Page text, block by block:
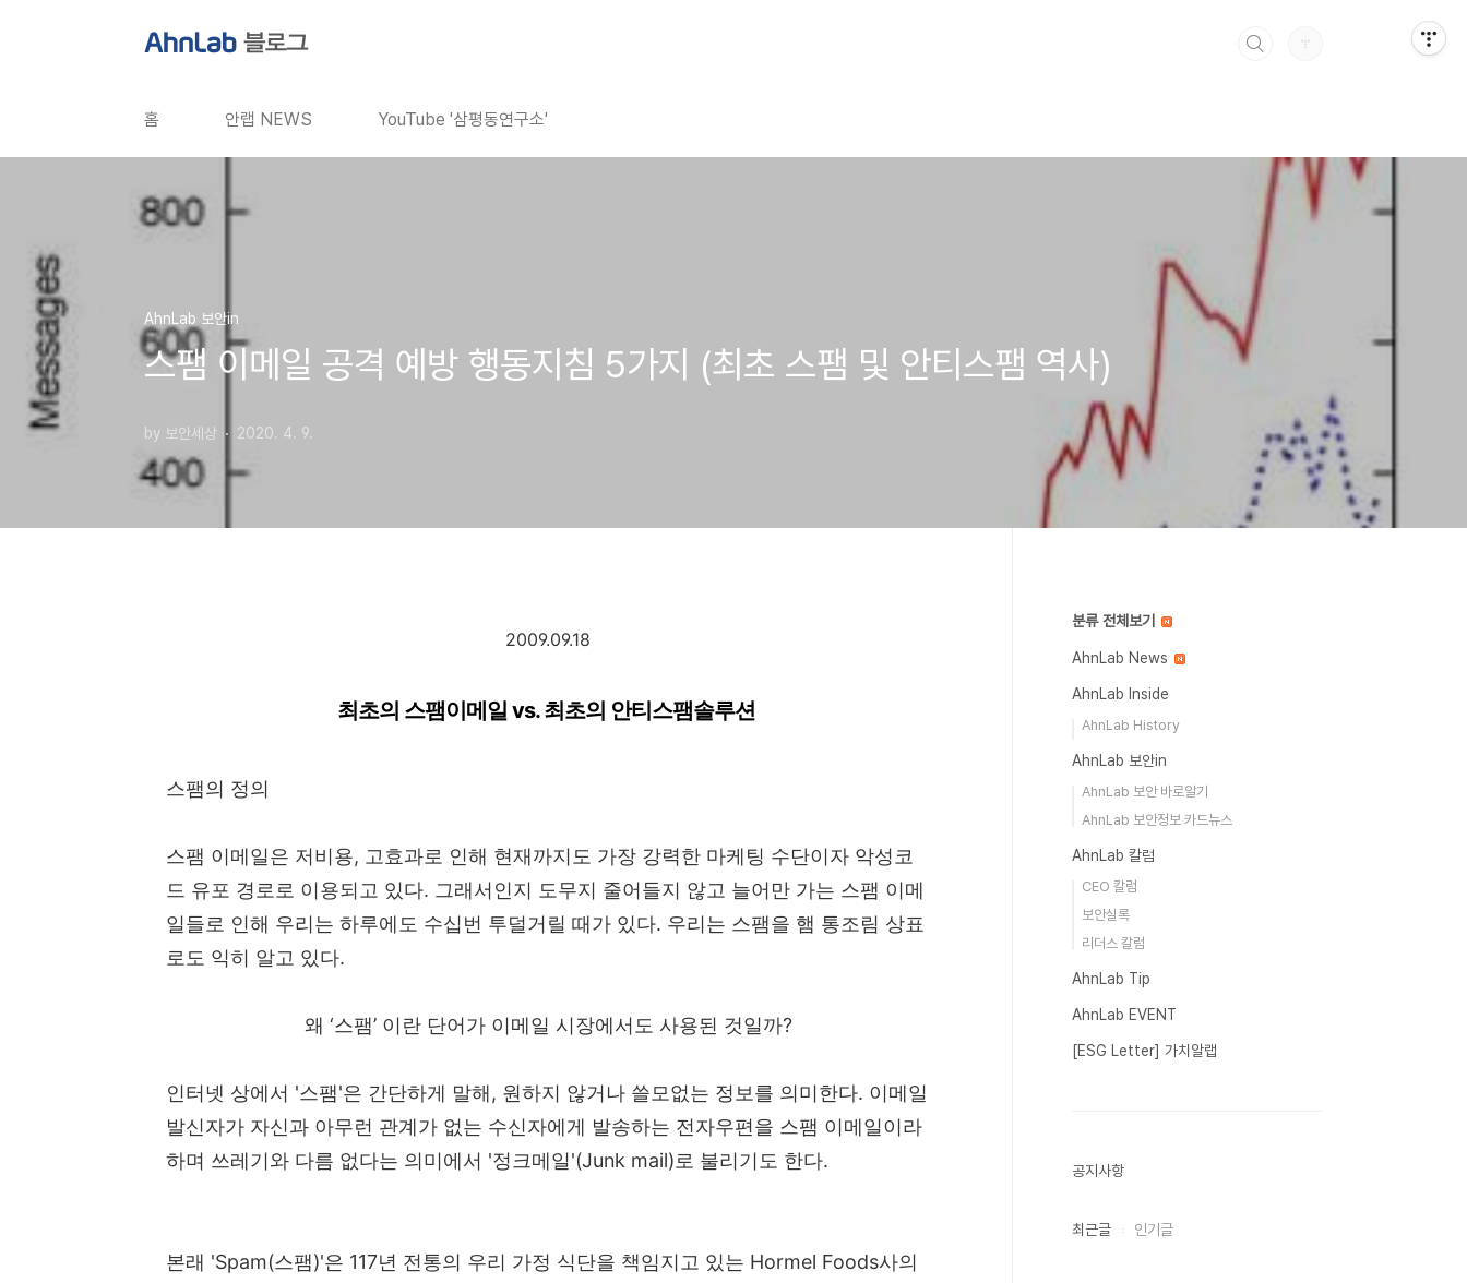
홈 안랩 NEWS YouTube '삼평동연구소'
AhnLab 보안in
스팸 이메일 공격 예방 행동지침 5가지 (최초 스팸 및 안티스팸 역사)
by 보안세상 2020. 4. 9.
2009.09.18
최초의 스팸이메일 vs. 최초의 안티스팸솔루션
스팸의 정의
스팸 이메일은 저비용, 고효과로 인해 현재까지도 가장 강력한 마케팅 수단이자 악성코
드 유포 경로로 이용되고 있다. 그래서인지 도무지 줄어들지 않고 늘어만 가는 스팸 이메
일들로 인해 우리는 하루에도 수십번 투덜거릴 때가 있다. 우리는 스팸을 햄 통조림 상표
로도 익히 알고 있다.
왜 ‘스팸’ 이란 단어가 이메일 시장에서도 사용된 것일까?
인터넷 상에서 '스팸'은 간단하게 말해, 원하지 않거나 쓸모없는 정보를 의미한다. 이메일
발신자가 자신과 아무런 관계가 없는 수신자에게 발송하는 전자우편을 스팸 이메일이라
하며 쓰레기와 다름 없다는 의미에서 '정크메일'(Junk mail)로 불리기도 한다.
본래 'Spam(스팸)'은 117년 전통의 우리 가정 식단을 책임지고 있는 Hormel Foods사의
분류 전체보기
AhnLab News
AhnLab Inside
AhnLab History
AhnLab 보안in
AhnLab 보안 바로알기
AhnLab 보안정보 카드뉴스
AhnLab 칼럼
CEO 칼럼
보안실록
리더스 칼럼
AhnLab Tip
AhnLab EVENT
[ESG Letter] 가치알랩
공지사항
최근글 인기글